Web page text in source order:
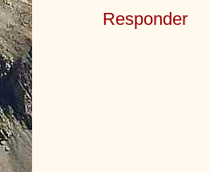
Responder